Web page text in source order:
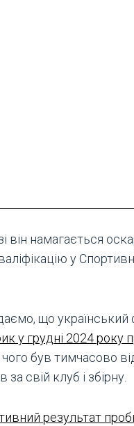
він намагається
у
що український
у грудні 2024 року
чого був тимчасово
за свій клуб і збірну.
результат